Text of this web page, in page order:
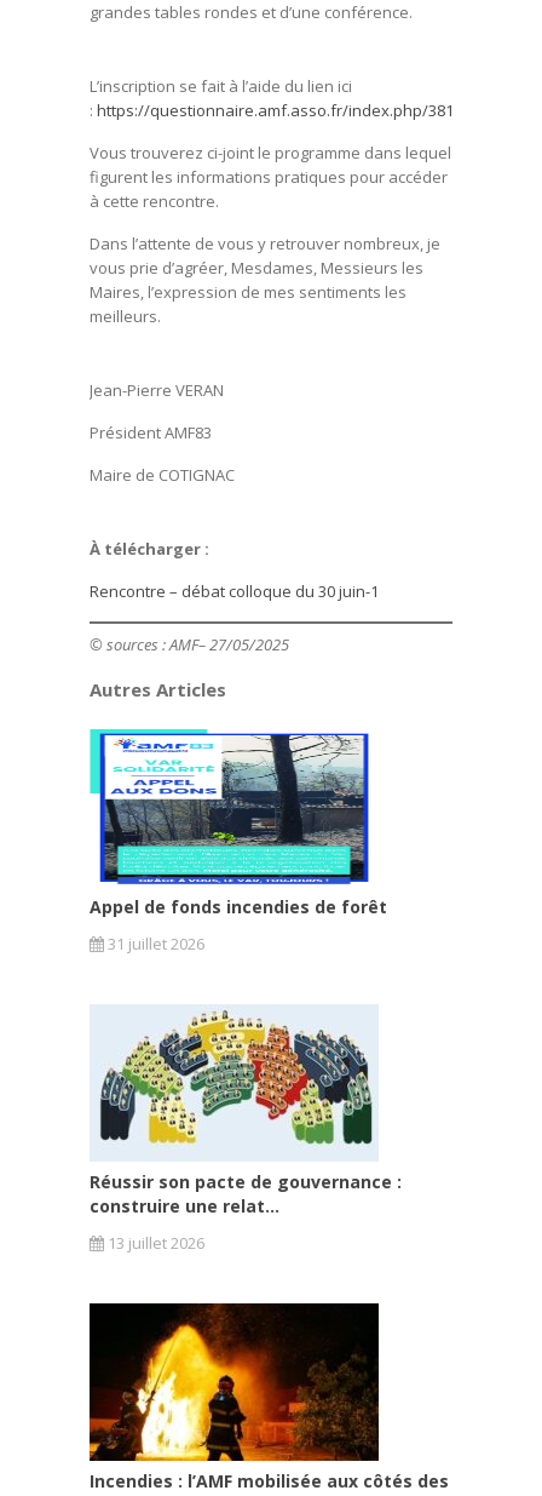
grandes tables rondes et d’une conférence.
L’inscription se fait à l’aide du lien ici
: https://questionnaire.amf.asso.fr/index.php/381222
Vous trouverez ci-joint le programme dans lequel
figurent les informations pratiques pour accéder
à cette rencontre.
Dans l’attente de vous y retrouver nombreux, je
vous prie d’agréer, Mesdames, Messieurs les
Maires, l’expression de mes sentiments les
meilleurs.
Jean-Pierre VERAN
Président AMF83
Maire de COTIGNAC
À télécharger :
Rencontre – débat colloque du 30 juin-1
© sources : AMF– 27/05/2025
Autres Articles
Appel de fonds incendies de forêt
31 juillet 2026
Réussir son pacte de gouvernance :
construire une relat...
13 juillet 2026
Incendies : l’AMF mobilisée aux côtés des